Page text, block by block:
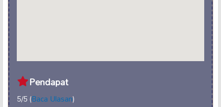
Pendapat
5/5 (Baca Ulasan)